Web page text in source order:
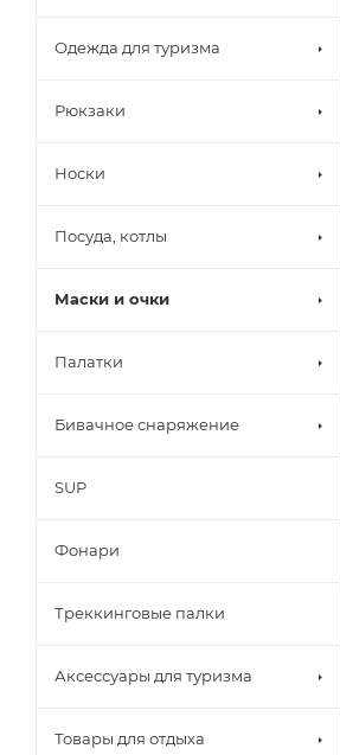
Одежда для туризма
Рюкзаки
Носки
Посуда, котлы
Маски и очки
Палатки
Бивачное снаряжение
SUP
Фонари
Треккинговые палки
Аксессуары для туризма
Товары для отдыха